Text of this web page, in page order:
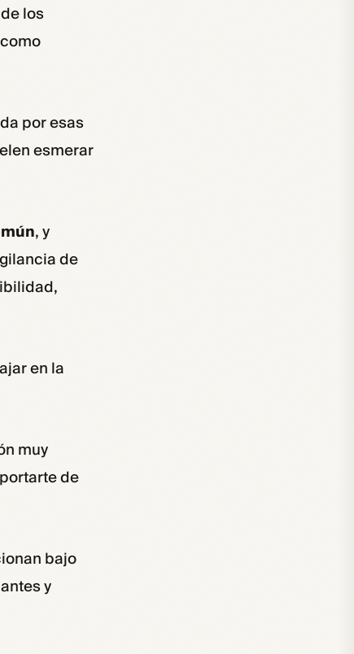
los
por esas
esmerar
, y
de
en la
muy
de
bajo
y